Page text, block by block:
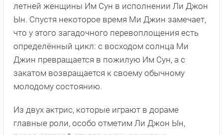
летней женщины Им Сун в исполнении Ли Джон
Ын. Спустя некоторое время Ми Джин замечает,
что у этого загадочного перевоплощения есть
определённый цикл: с восходом солнца Ми
Джин превращается в пожилую Им Сун, а с
закатом возвращается к своему обычному
молодому состоянию.
Из двух актрис, которые играют в дораме
главные роли, особо отметим Ли Джон Ын,